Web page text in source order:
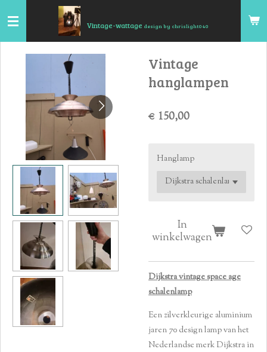
direct
naar
Vintage-wattage design by chrislight040
Vintage
hanglampen
€ 150,00
Hanglamp
In
winkelwagen
Dijkstra vintage space age
schalenlamp
Een zilverkleurige aluminium
jaren 70 design lamp van het
Nederlandse merk Dijkstra in